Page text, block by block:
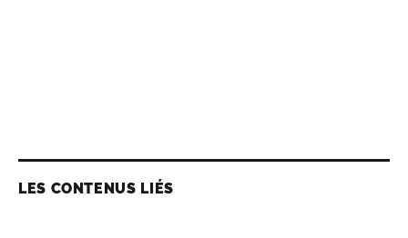
LES CONTENUS LIÉS